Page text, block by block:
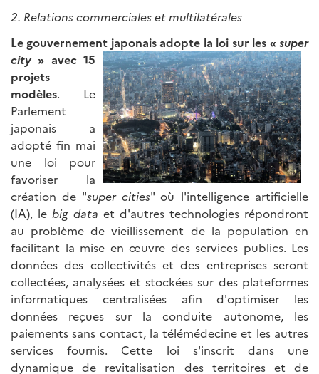
2. Relations commerciales et multilatérales
Le gouvernement japonais adopte la loi sur les «super
city» avec 15
projets
modèles. Le
Parlement
japonais a
adopté fin mai
une loi pour
favoriser la
création de "super cities" où l'intelligence artificielle
(IA), le big data et d'autres technologies répondront
au problème de vieillissement de la population en
facilitant la mise en œuvre des services publics. Les
données des collectivités et des entreprises seront
collectées, analysées et stockées sur des plateformes
informatiques centralisées afin d'optimiser les
données reçues sur la conduite autonome, les
paiements sans contact, la télémédecine et les autres
services fournis. Cette loi s'inscrit dans une
dynamique de revitalisation des territoires et de